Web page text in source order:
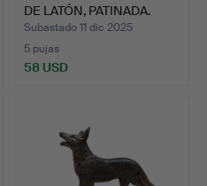
DE LATÓN, PATINADA.
Subastado 11 dic 2025
5 pujas
58 USD